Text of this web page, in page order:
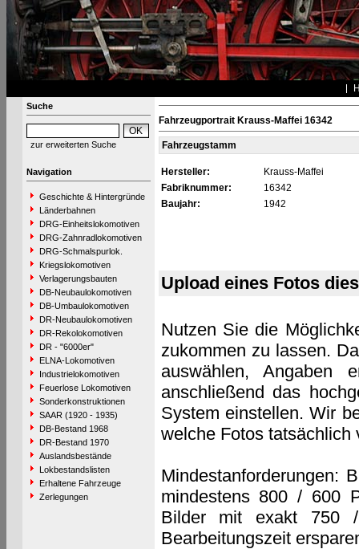
Suche
zur erweiterten Suche
Navigation
Geschichte & Hintergründe
Länderbahnen
DRG-Einheitslokomotiven
DRG-Zahnradlokomotiven
DRG-Schmalspurlok.
Kriegslokomotiven
Verlagerungsbauten
DB-Neubaulokomotiven
DB-Umbaulokomotiven
DR-Neubaulokomotiven
DR-Rekolokomotiven
DR - "6000er"
ELNA-Lokomotiven
Industrielokomotiven
Feuerlose Lokomotiven
Sonderkonstruktionen
SAAR (1920 - 1935)
DB-Bestand 1968
DR-Bestand 1970
Auslandsbestände
Lokbestandslisten
Erhaltene Fahrzeuge
Zerlegungen
Fahrzeugportrait Krauss-Maffei 16342
Fahrzeugstamm
Hersteller:
Krauss-Maffei
Fabriknummer:
16342
Baujahr:
1942
Upload eines Fotos
Nutzen Sie die
zukommen zu lassen.
auswählen, Angaben
anschließend das
System einstellen. Wir
welche Fotos tatsächlich
Mindestanforderungen:
mindestens 800 / 600
Bilder mit exakt 750
Bearbeitungszeit